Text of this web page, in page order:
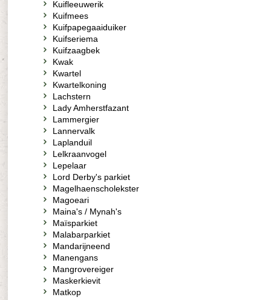
Kuifleeuwerik
Kuifmees
Kuifpapegaaiduiker
Kuifseriema
Kuifzaagbek
Kwak
Kwartel
Kwartelkoning
Lachstern
Lady Amherstfazant
Lammergier
Lannervalk
Laplanduil
Lelkraanvogel
Lepelaar
Lord Derby's parkiet
Magelhaenscholekster
Magoeari
Maina's / Mynah's
Maïsparkiet
Malabarparkiet
Mandarijneend
Manengans
Mangrovereiger
Maskerkievit
Matkop